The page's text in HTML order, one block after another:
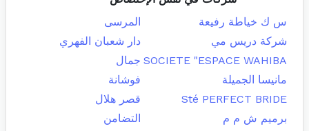
س ك خياطة رفيعة
المرسى
شركة دريس مي
دار شعبان الفهري
SOCIETE "ESPACE WAHIBA جمال
مانيسا الجميلة
فوشانة
Sté PERFECT BRIDE
قصر هلال
برميم ش م م
التضامن